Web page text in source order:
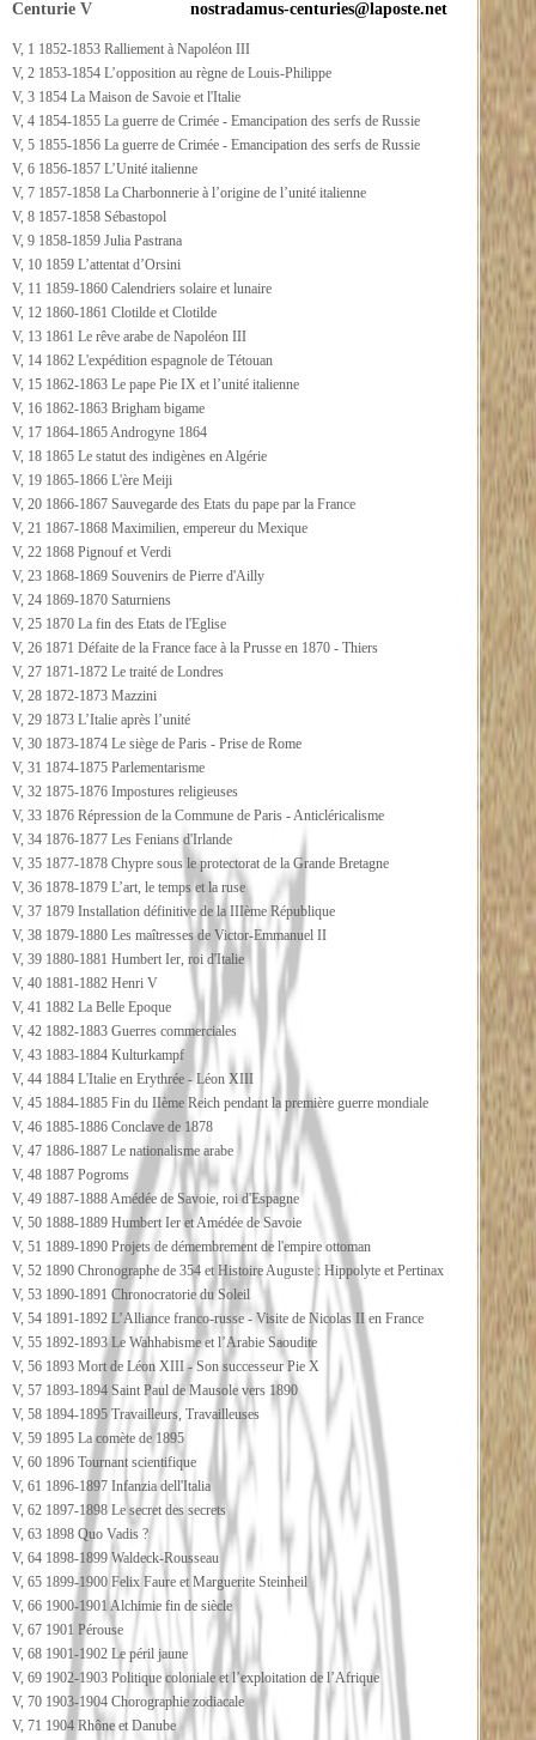
Centurie V
V, 1 1852-1853 Ralliement à Napoléon III
V, 2 1853-1854 L’opposition au règne de Louis-Philippe
V, 3 1854 La Maison de Savoie et l'Italie
V, 4 1854-1855 La guerre de Crimée - Emancipation des serfs de Russie
V, 5 1855-1856 La guerre de Crimée - Emancipation des serfs de Russie
V, 6 1856-1857 L’Unité italienne
V, 7 1857-1858 La Charbonnerie à l’origine de l’unité italienne
V, 8 1857-1858 Sébastopol
V, 9 1858-1859 Julia Pastrana
V, 10 1859 L’attentat d’Orsini
V, 11 1859-1860 Calendriers solaire et lunaire
V, 12 1860-1861 Clotilde et Clotilde
V, 13 1861 Le rêve arabe de Napoléon III
V, 14 1862 L'expédition espagnole de Tétouan
V, 15 1862-1863 Le pape Pie IX et l’unité italienne
V, 16 1862-1863 Brigham bigame
V, 17 1864-1865 Androgyne 1864
V, 18 1865 Le statut des indigènes en Algérie
V, 19 1865-1866 L'ère Meiji
V, 20 1866-1867 Sauvegarde des Etats du pape par la France
V, 21 1867-1868 Maximilien, empereur du Mexique
V, 22 1868 Pignouf et Verdi
V, 23 1868-1869 Souvenirs de Pierre d'Ailly
V, 24 1869-1870 Saturniens
V, 25 1870 La fin des Etats de l'Eglise
V, 26 1871 Défaite de la France face à la Prusse en 1870 - Thiers
V, 27 1871-1872 Le traité de Londres
V, 28 1872-1873 Mazzini
V, 29 1873 L’Italie après l’unité
V, 30 1873-1874 Le siège de Paris - Prise de Rome
V, 31 1874-1875 Parlementarisme
V, 32 1875-1876 Impostures religieuses
V, 33 1876 Répression de la Commune de Paris - Anticléricalisme
V, 34 1876-1877 Les Fenians d'Irlande
V, 35 1877-1878 Chypre sous le protectorat de la Grande Bretagne
V, 36 1878-1879 L’art, le temps et la ruse
V, 37 1879 Installation définitive de la IIIème République
V, 38 1879-1880 Les maîtresses de Victor-Emmanuel II
V, 39 1880-1881 Humbert Ier, roi d'Italie
V, 40 1881-1882 Henri V
V, 41 1882 La Belle Epoque
V, 42 1882-1883 Guerres commerciales
V, 43 1883-1884 Kulturkampf
V, 44 1884 L'Italie en Erythrée - Léon XIII
V, 45 1884-1885 Fin du IIème Reich pendant la première guerre mondiale
V, 46 1885-1886 Conclave de 1878
V, 47 1886-1887 Le nationalisme arabe
V, 48 1887 Pogroms
V, 49 1887-1888 Amédée de Savoie, roi d'Espagne
V, 50 1888-1889 Humbert Ier et Amédée de Savoie
V, 51 1889-1890 Projets de démembrement de l'empire ottoman
V, 52 1890 Chronographe de 354 et Histoire Auguste : Hippolyte et Pertinax
V, 53 1890-1891 Chronocratorie du Soleil
V, 54 1891-1892 L’Alliance franco-russe - Visite de Nicolas II en France
V, 55 1892-1893 Le Wahhabisme et l’Arabie Saoudite
V, 56 1893 Mort de Léon XIII - Son successeur Pie X
V, 57 1893-1894 Saint Paul de Mausole vers 1890
V, 58 1894-1895 Travailleurs, Travailleuses
V, 59 1895 La comète de 1895
V, 60 1896 Tournant scientifique
V, 61 1896-1897 Infanzia dell'Italia
V, 62 1897-1898 Le secret des secrets
V, 63 1898 Quo Vadis ?
V, 64 1898-1899 Waldeck-Rousseau
V, 65 1899-1900 Felix Faure et Marguerite Steinheil
V, 66 1900-1901 Alchimie fin de siècle
V, 67 1901 Pérouse
V, 68 1901-1902 Le péril jaune
V, 69 1902-1903 Politique coloniale et l’exploitation de l’Afrique
V, 70 1903-1904 Chorographie zodiacale
V, 71 1904 Rhône et Danube
nostradamus-centuries@laposte.net